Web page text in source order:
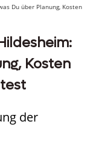
Du über Planung, Kosten
Kosten
der